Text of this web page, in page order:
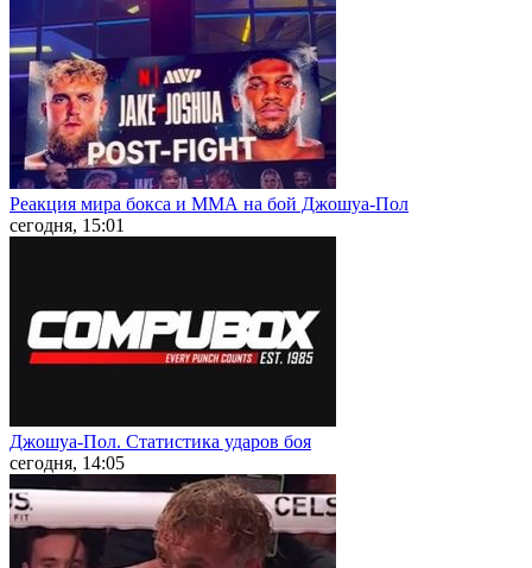
Реакция мира бокса и ММА на бой Джошуа-Пол
сегодня, 15:01
Джошуа-Пол. Статистика ударов боя
сегодня, 14:05